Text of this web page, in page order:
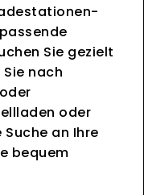
Sie gezielt
nach
oder
an Ihre
bequem